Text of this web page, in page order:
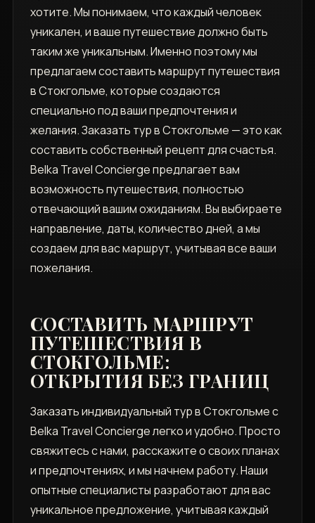
хотите. Мы понимаем, что каждый человек
уникален, и ваше путешествие должно быть
таким же уникальным. Именно поэтому мы
предлагаем составить маршрут путешествия
в Стокгольме, которые создаются
специально под ваши предпочтения и
желания. Заказать тур в Стокгольме — это как
составить собственный рецепт для счастья.
Belka Travel Concierge предлагает вам
возможность путешествия, полностью
отвечающий вашим ожиданиям. Вы выбираете
направление, даты, количество дней, а мы
создаем для вас маршрут, учитывая все ваши
пожелания.
СОСТАВИТЬ МАРШРУТ
ПУТЕШЕСТВИЯ В
СТОКГОЛЬМЕ:
ОТКРЫТИЯ БЕЗ ГРАНИЦ
Заказать индивидуальный тур в Стокгольме с
Belka Travel Concierge легко и удобно. Просто
свяжитесь с нами, расскажите о своих планах
и предпочтениях, и мы начнем работу. Наши
опытные специалисты разработают для вас
уникальное предложение, учитывая каждый